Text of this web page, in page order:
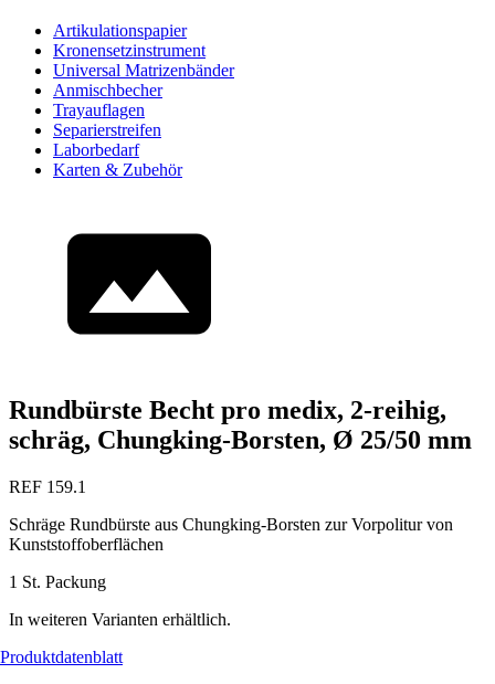
Artikulationspapier
Kronensetzinstrument
Universal Matrizenbänder
Anmischbecher
Trayauflagen
Separierstreifen
Laborbedarf
Karten & Zubehör
Rundbürste Becht pro medix, 2-reihig,
schräg, Chungking-Borsten, Ø 25/50 mm
REF 159.1
Schräge Rundbürste aus Chungking-Borsten zur Vorpolitur von
Kunststoffoberflächen
1 St. Packung
In weiteren Varianten erhältlich.
Produktdatenblatt